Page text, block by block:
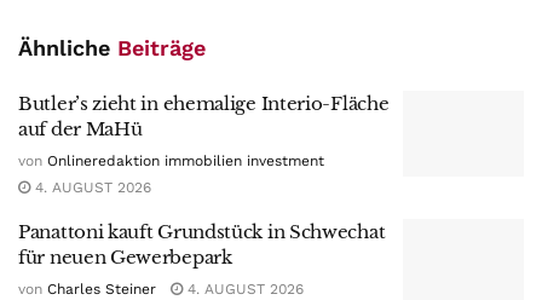
Ähnliche Beiträge
Butler’s zieht in ehemalige Interio-Fläche
auf der MaHü
von Onlineredaktion immobilien investment
4. AUGUST 2026
Panattoni kauft Grundstück in Schwechat
für neuen Gewerbepark
von Charles Steiner 4. AUGUST 2026